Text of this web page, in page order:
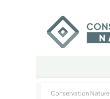
Conservation Nature